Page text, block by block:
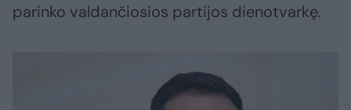
parinko valdančiosios partijos dienotvarkę.